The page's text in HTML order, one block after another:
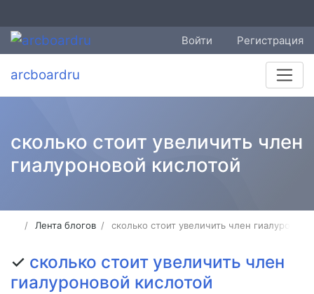
Войти Регистрация
arcboardru
сколько стоит увеличить член
гиалуроновой кислотой
Лента блогов сколько стоит увеличить член
✓ сколько стоит увеличить член
гиалуроновой кислотой